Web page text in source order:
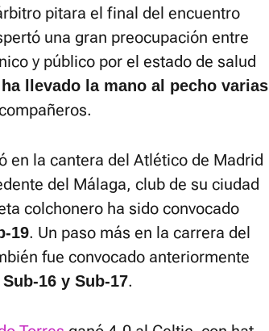
pitara el final del encuentro
una gran preocupación entre
y público por el estado de salud
llevado la mano al pecho varias
en la cantera del Atlético de Madrid
del Málaga, club de su ciudad
colchonero ha sido convocado
19. Un paso más en la carrera del
fue convocado anteriormente
Sub-16 y Sub-17.